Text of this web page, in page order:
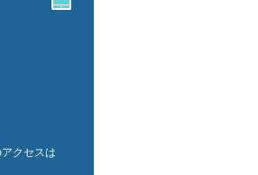
クセスは